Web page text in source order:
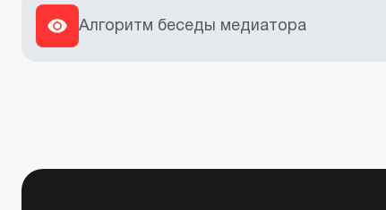
Алгоритм беседы медиатора